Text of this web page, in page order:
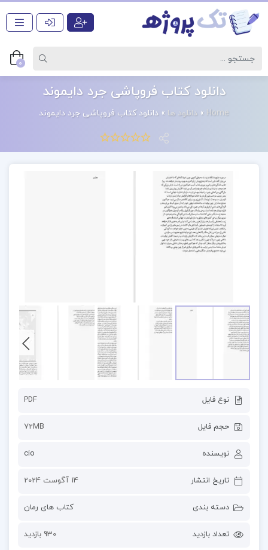
0
دانلود کتاب فروپاشی جرد دایموند
Home
» دانلود ها » دانلود کتاب فروپاشی جرد دایموند
نوع فایل PDF
حجم فایل 72MB
نویسنده cio
تاریخ انتشار 14 آگوست 2024
دسته بندی کتاب های رمان
تعداد بازدید 930 بازدید